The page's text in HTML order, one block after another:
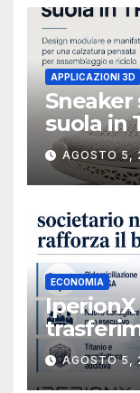
APPLICAZIONI 3D
Sneaker
suola in
AGOSTO
ECONOMIA
Stati
ha
AGOSTO